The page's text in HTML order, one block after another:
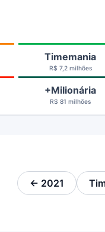
Timemania
R$ 7,2 milhões
+Milionária
R$ 81 milhões
← 2021